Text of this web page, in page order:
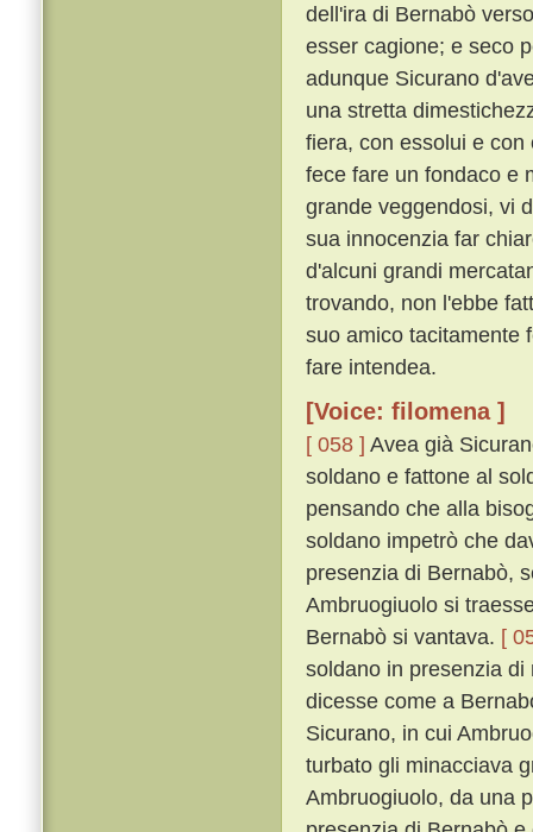
dell'ira di Bernabò
esser cagione; e seco
adunque Sicurano
una stretta
fiera, con essolui e
fece fare un fondaco e
grande veggendosi, vi
sua innocenzia far
d'alcuni grandi
trovando, non l'ebbe
suo amico tacitamente
fare intendea.
[Voice: filomena ]
[ 058 ] Avea già
soldano e fattone al
pensando che alla
soldano impetrò che
presenzia di Bernabò,
Ambruogiuolo si
Bernabò si vantava. [
soldano in presenzia
dicesse come a
Sicurano, in cui
turbato gli minacciava
Ambruogiuolo, da una